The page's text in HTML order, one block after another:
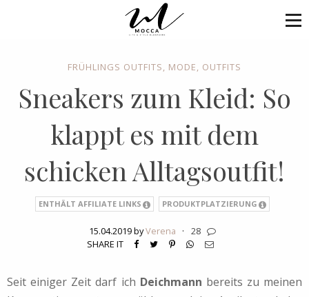
FRÜHLINGS OUTFITS, MODE, OUTFITS
Sneakers zum Kleid: So
klappt es mit dem
schicken Alltagsoutfit!
ENTHÄLT AFFILIATE LINKS PRODUKTPLATZIERUNG
15.04.2019 byVerena ·
28
SHARE IT
Seit einiger Zeit darf ich Deichmann bereits zu meinen